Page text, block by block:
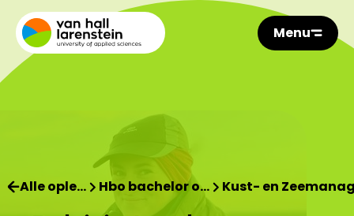
Menu
Alle ople… Hbo bachelor o… Kust- en